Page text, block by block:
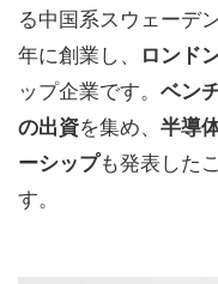
る中国系スウェーデ
年に創業し、
ロンド
ップ企業です。 ベン
の出資を集め、 半導
ーシップも発表した
す。